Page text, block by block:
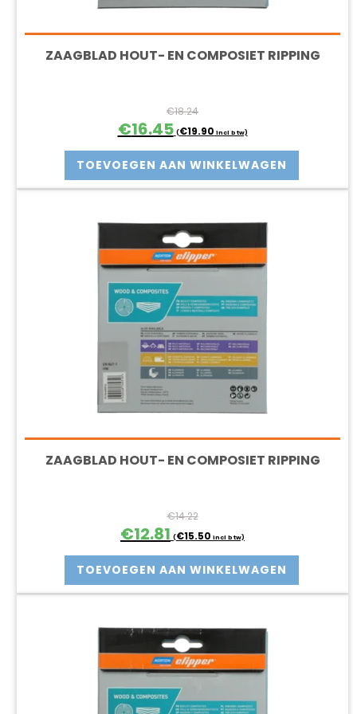
ZAAGBLAD HOUT- EN COMPOSIET RIPPING
€18.24
Oorspronkelijke
prijs
was:
€18.24.
€16.45Huidige
prijs
is:
€16.45.
(€19.90 incl btw)
TOEVOEGEN AAN WINKELWAGEN
ZAAGBLAD HOUT- EN COMPOSIET RIPPING
€14.22
Oorspronkelijke
prijs
was:
€14.22.
€12.81 Huidige
prijs
is:
€12.81.
(€15.50 incl btw)
TOEVOEGEN AAN WINKELWAGEN